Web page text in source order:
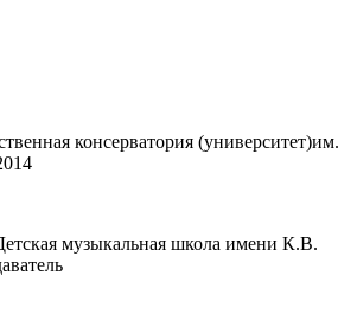
консерватория (университет)им.
музыкальная школа имени К.В.